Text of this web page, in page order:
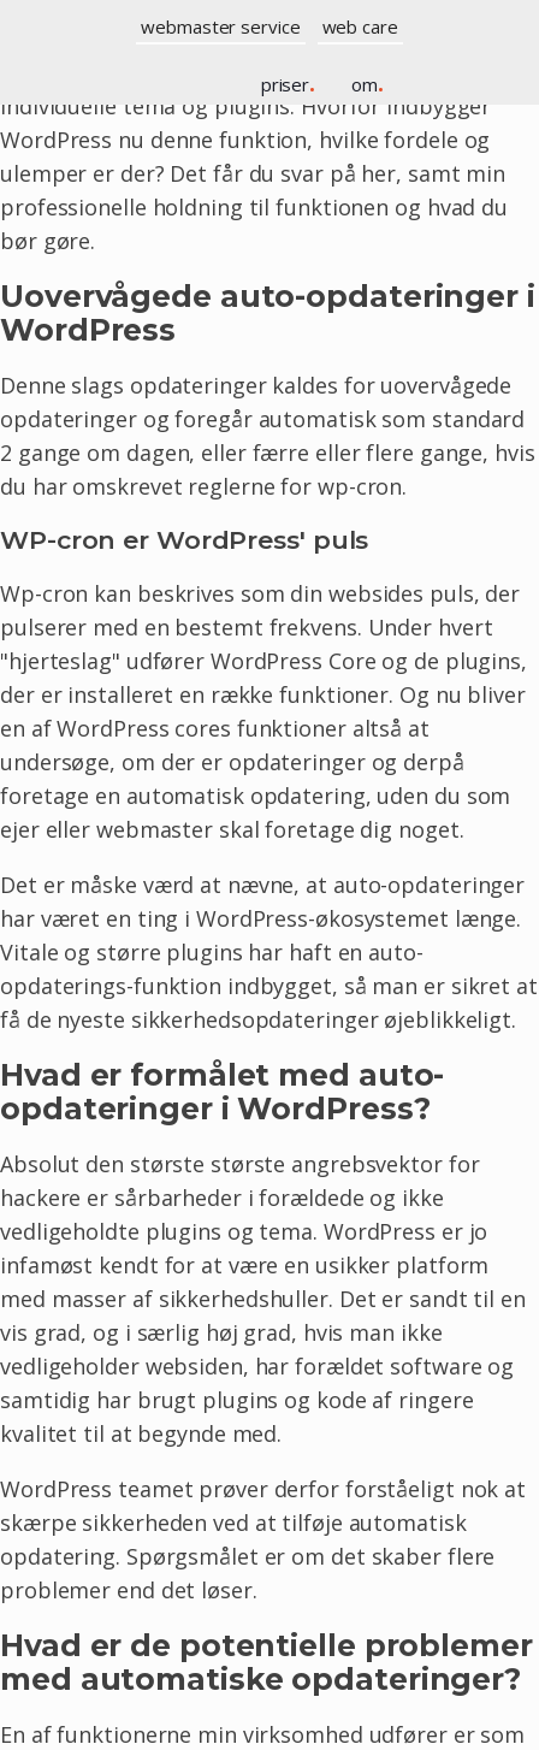
webmaster service web care
priser. om.
I version 5.5 af WordPress Core vil det nu være en
mulighed, at aktivere auto-opdateringer for
individuelle tema og plugins. Hvorfor indbygger
WordPress nu denne funktion, hvilke fordele og
ulemper er der? Det får du svar på her, samt min
professionelle holdning til funktionen og hvad du
bør gøre.
Uovervågede auto-opdateringer i
WordPress
Denne slags opdateringer kaldes for uovervågede
opdateringer og foregår automatisk som standard
2 gange om dagen, eller færre eller flere gange, hvis
du har omskrevet reglerne for wp-cron.
WP-cron er WordPress' puls
Wp-cron kan beskrives som din websides puls, der
pulserer med en bestemt frekvens. Under hvert
"hjerteslag" udfører WordPress Core og de plugins,
der er installeret en række funktioner. Og nu bliver
en af WordPress cores funktioner altså at
undersøge, om der er opdateringer og derpå
foretage en automatisk opdatering, uden du som
ejer eller webmaster skal foretage dig noget.
Det er måske værd at nævne, at auto-opdateringer
har været en ting i WordPress-økosystemet længe.
Vitale og større plugins har haft en auto-
opdaterings-funktion indbygget, så man er sikret at
få de nyeste sikkerhedsopdateringer øjeblikkeligt.
Hvad er formålet med auto-
opdateringer i WordPress?
Absolut den største største angrebsvektor for
hackere er sårbarheder i forældede og ikke
vedligeholdte plugins og tema. WordPress er jo
infamøst kendt for at være en usikker platform
med masser af sikkerhedshuller. Det er sandt til en
vis grad, og i særlig høj grad, hvis man ikke
vedligeholder websiden, har forældet software og
samtidig har brugt plugins og kode af ringere
kvalitet til at begynde med.
WordPress teamet prøver derfor forståeligt nok at
skærpe sikkerheden ved at tilføje automatisk
opdatering. Spørgsmålet er om det skaber flere
problemer end det løser.
Hvad er de potentielle problemer
med automatiske opdateringer?
En af funktionerne min virksomhed udfører er som